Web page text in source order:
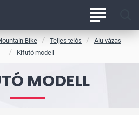
MODELL
Bike Teljes telós
Alu vázas
Kifutó modell